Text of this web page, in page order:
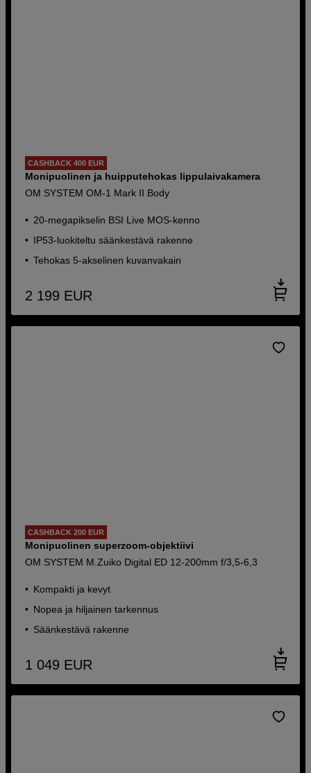
CASHBACK 400 EUR
Monipuolinen ja huipputehokas lippulaivakamera
OM SYSTEM OM-1 Mark II Body
20-megapikselin BSI Live MOS-kenno
IP53-luokiteltu säänkestävä rakenne
Tehokas 5-akselinen kuvanvakain
2 199 EUR
CASHBACK 200 EUR
Monipuolinen superzoom-objektiivi
OM SYSTEM M.Zuiko Digital ED 12-200mm f/3,5-6,3
Kompakti ja kevyt
Nopea ja hiljainen tarkennus
Säänkestävä rakenne
1 049 EUR